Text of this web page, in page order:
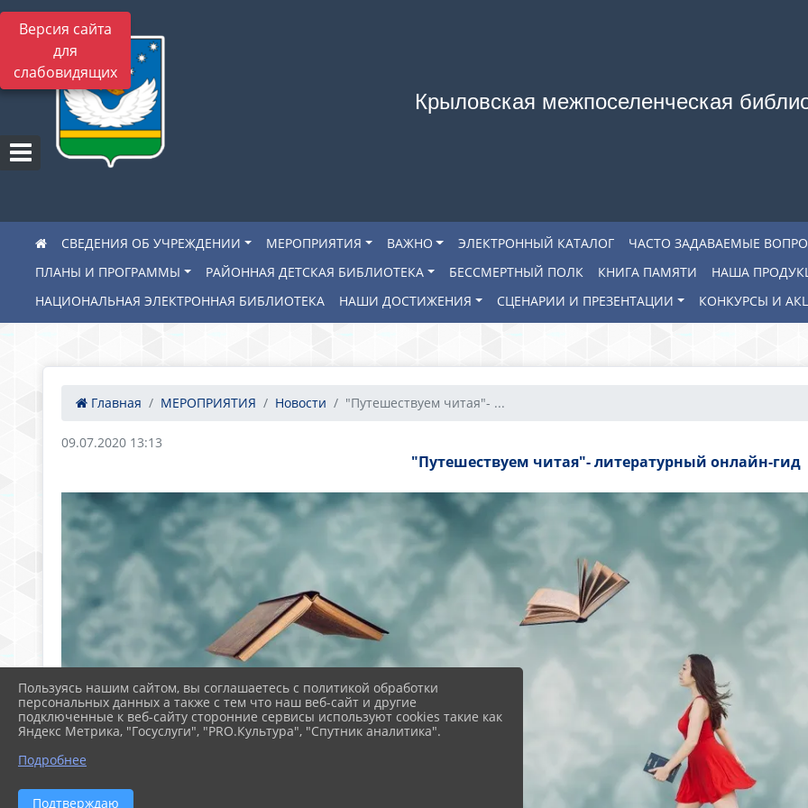
Версия сайта
для
слабовидящих
Крыловская межпоселенческая
СВЕДЕНИЯ ОБ УЧРЕЖДЕНИИ МЕРОПРИЯТИЯ ВАЖНО ЭЛЕКТРОННЫЙ КАТАЛОГ
ЧАСТО ЗАДАВАЕМЫЕ
ПЛАНЫ И ПРОГРАММЫ
РАЙОННАЯ ДЕТСКАЯ БИБЛИОТЕКА БЕССМЕРТНЫЙ ПОЛК КНИГА ПАМЯТИ
НАША
НАЦИОНАЛЬНАЯ ЭЛЕКТРОННАЯ БИБЛИОТЕКА
НАШИ ДОСТИЖЕНИЯ СЦЕНАРИИ И ПРЕЗЕНТАЦИИ КОНКУРСЫ И
Главная МЕРОПРИЯТИЯ Новости "Путешествуем читая"- ...
09.07.2020 13:13
"Путешествуем читая"- литературный онлайн-гид
Пользуясь нашим сайтом, вы соглашаетесь с политикой обработки
персональных данных а также с тем что наш веб-сайт и другие
подключенные к веб-сайту сторонние сервисы используют cookies такие как
Яндекс Метрика, "Госуслуги", "PRO.Культура", "Спутник аналитика".
Подробнее
Подтверждаю